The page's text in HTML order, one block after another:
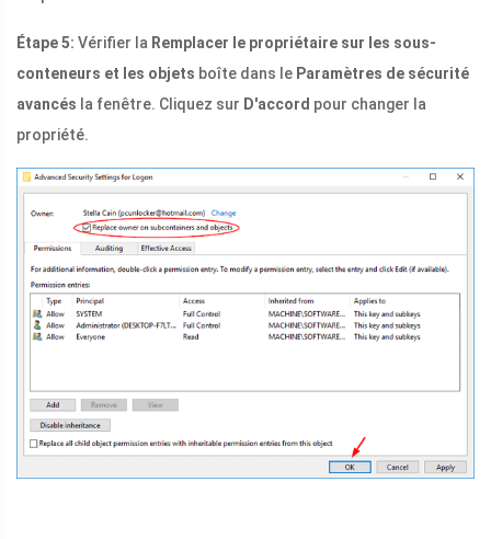
Étape 5: Vérifier la Remplacer le propriétaire sur les sous-
conteneurs et les objets boîte dans le Paramètres de sécurité
avancés la fenêtre. Cliquez sur D'accord pour changer la
propriété.